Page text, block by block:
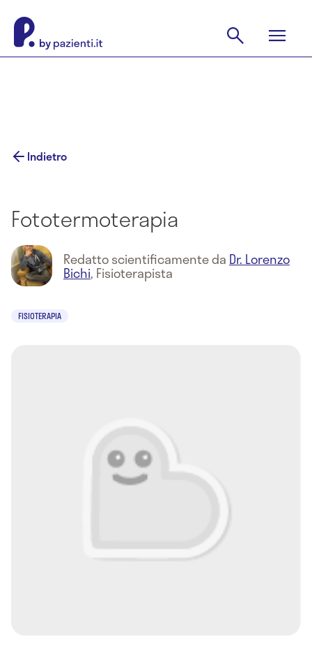
Indietro
Fototermoterapia
Redatto scientificamente da Dr. Lorenzo
Bichi, Fisioterapista
FISIOTERAPIA